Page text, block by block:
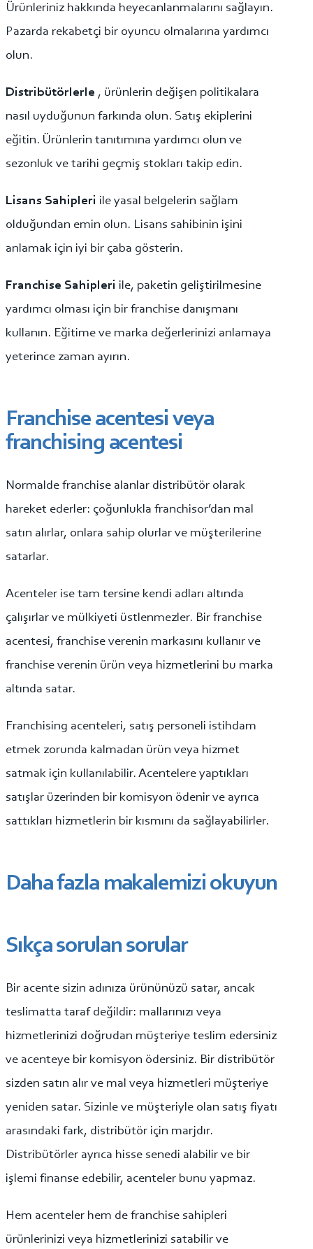
Ürünleriniz hakkında heyecanlanmalarını sağlayın.
Pazarda rekabetçi bir oyuncu olmalarına yardımcı
olun.
Distribütörlerle , ürünlerin değişen politikalara
nasıl uyduğunun farkında olun. Satış ekiplerini
eğitin. Ürünlerin tanıtımına yardımcı olun ve
sezonluk ve tarihi geçmiş stokları takip edin.
Lisans Sahipleri ile yasal belgelerin sağlam
olduğundan emin olun. Lisans sahibinin işini
anlamak için iyi bir çaba gösterin.
Franchise Sahipleri ile, paketin geliştirilmesine
yardımcı olması için bir franchise danışmanı
kullanın. Eğitime ve marka değerlerinizi anlamaya
yeterince zaman ayırın.
Franchise acentesi veya
franchising acentesi
Normalde franchise alanlar distribütör olarak
hareket ederler: çoğunlukla franchisor’dan mal
satın alırlar, onlara sahip olurlar ve müşterilerine
satarlar.
Acenteler ise tam tersine kendi adları altında
çalışırlar ve mülkiyeti üstlenmezler. Bir franchise
acentesi, franchise verenin markasını kullanır ve
franchise verenin ürün veya hizmetlerini bu marka
altında satar.
Franchising acenteleri, satış personeli istihdam
etmek zorunda kalmadan ürün veya hizmet
satmak için kullanılabilir. Acentelere yaptıkları
satışlar üzerinden bir komisyon ödenir ve ayrıca
sattıkları hizmetlerin bir kısmını da sağlayabilirler.
Daha fazla makalemizi okuyun
Sıkça sorulan sorular
Bir acente sizin adınıza ürününüzü satar, ancak
teslimatta taraf değildir: mallarınızı veya
hizmetlerinizi doğrudan müşteriye teslim edersiniz
ve acenteye bir komisyon ödersiniz. Bir distribütör
sizden satın alır ve mal veya hizmetleri müşteriye
yeniden satar. Sizinle ve müşteriyle olan satış fiyatı
arasındaki fark, distribütör için marjdır.
Distribütörler ayrıca hisse senedi alabilir ve bir
işlemi finanse edebilir, acenteler bunu yapmaz.
Hem acenteler hem de franchise sahipleri
ürünlerinizi veya hizmetlerinizi satabilir ve